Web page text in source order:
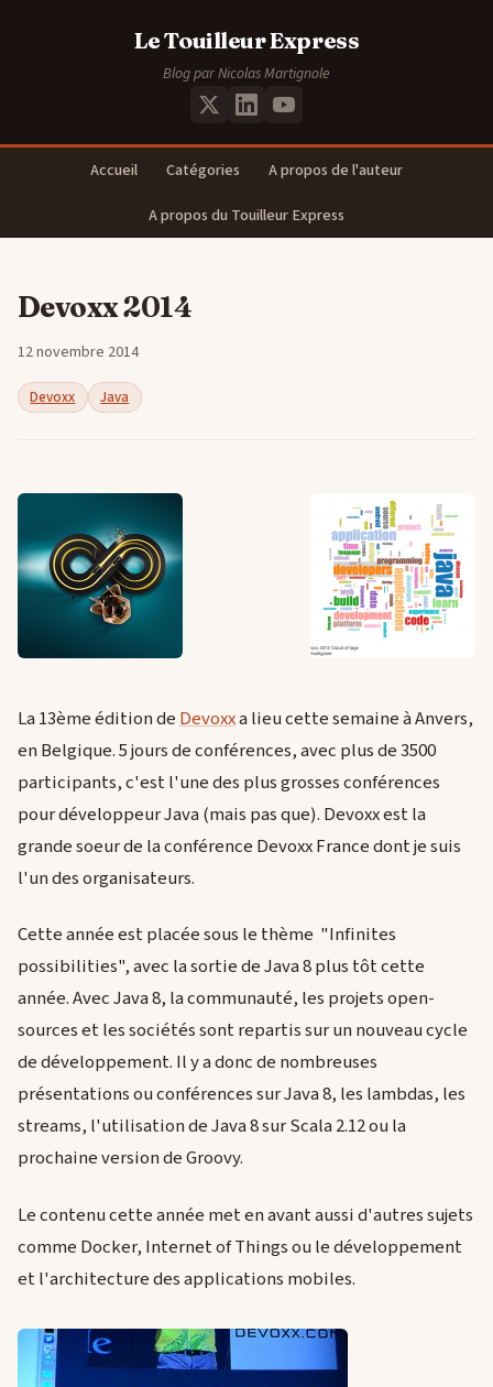
Le Touilleur Express
Blog par Nicolas Martignole
Accueil Catégories
A propos de l'auteur
A propos du Touilleur Express
Devoxx 2014
12 novembre 2014
Devoxx Java
La 13ème édition de Devoxxa lieu cette semaine à Anvers,
en Belgique. 5 jours de conférences, avec plus de 3500
participants, c'est l'une des plus grosses conférences
pour développeur Java (mais pas que). Devoxx est la
grande soeur de la conférence Devoxx France dont je suis
l'un des organisateurs.
Cette année est placée sous le thème "Infinites
possibilities", avec la sortie de Java 8 plus tôt cette
année. Avec Java 8, la communauté, les projets open-
sources et les sociétés sont repartis sur un nouveau cycle
de développement. Il y a donc de nombreuses
présentations ou conférences sur Java 8, les lambdas, les
streams, l'utilisation de Java 8 sur Scala 2.12 ou la
prochaine version de Groovy.
Le contenu cette année met en avant aussi d'autres sujets
comme Docker, Internet of Things ou le développement
et l'architecture des applications mobiles.